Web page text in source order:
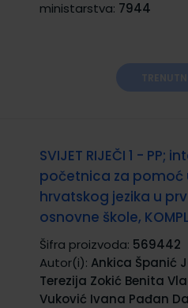
ministarstva: 7944
SVIJET RIJEČI 1 - PP;
početnica za pomoć
hrvatskog jezika u
osnovne škole,
Šifra proizvoda: 569442
Autor(i): Ankica Španić
Terezija Zokić Benita
Vuković Ivana Pađan